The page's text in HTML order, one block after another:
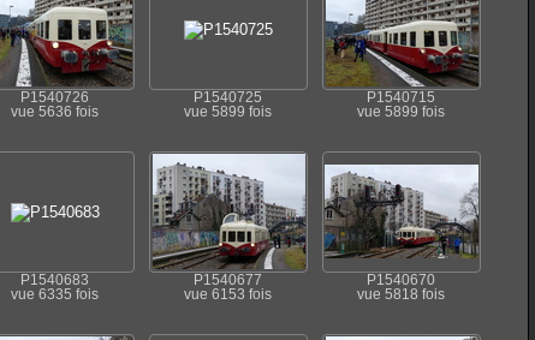
P1540726
vue 5636 fois
P1540725
vue 5899 fois
P1540715
vue 5899 fois
P1540683
vue 6335 fois
P1540677
vue 6153 fois
P1540670
vue 5818 fois